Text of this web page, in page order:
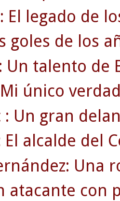
El legado de
goles de los
Un talento de
único
: Un gran
El alcalde del
Una
atacante con